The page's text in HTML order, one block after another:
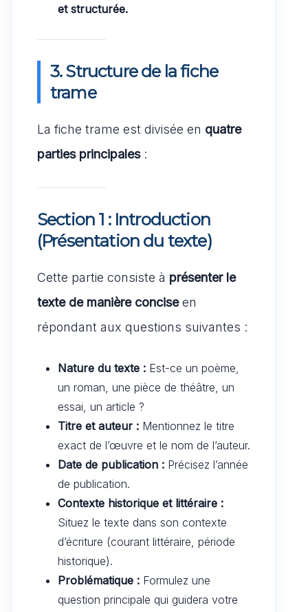
et structurée.
3. Structure de la fiche
trame
La fiche trame est divisée en quatre
parties principales:
Section 1 : Introduction
(Présentation du texte)
Cette partie consiste à présenter le
texte de manière conciseen
répondant aux questions suivantes :
Nature du texte : Est-ce un poème,
un roman, une pièce de théâtre, un
essai, un article ?
Titre et auteur : Mentionnez le titre
exact de l’œuvre et le nom de l’auteur.
Date de publication : Précisez l’année
de publication.
Contexte historique et littéraire :
Situez le texte dans son contexte
d’écriture (courant littéraire, période
historique).
Problématique : Formulez une
question principale qui guidera votre